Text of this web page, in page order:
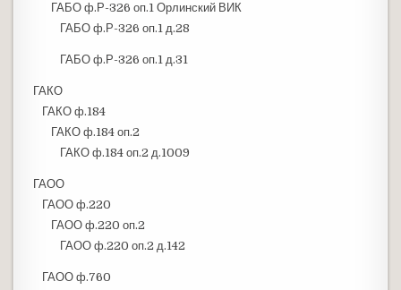
ГАБО ф.Р-326 оп.1 Орлинский ВИК
ГАБО ф.Р-326 оп.1 д.28
ГАБО ф.Р-326 оп.1 д.31
ГАКО
ГАКО ф.184
ГАКО ф.184 оп.2
ГАКО ф.184 оп.2 д.1009
ГАОО
ГАОО ф.220
ГАОО ф.220 оп.2
ГАОО ф.220 оп.2 д.142
ГАОО ф.760